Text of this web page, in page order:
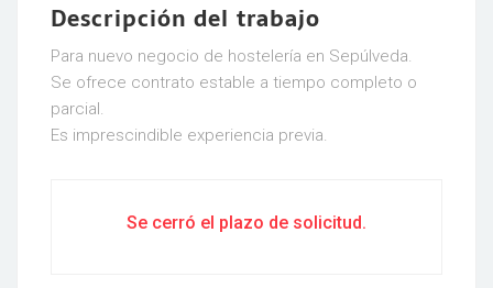
Descripción del trabajo
Para nuevo negocio de hostelería en Sepúlveda.
Se ofrece contrato estable a tiempo completo o
parcial.
Es imprescindible experiencia previa.
Se cerró el plazo de solicitud.